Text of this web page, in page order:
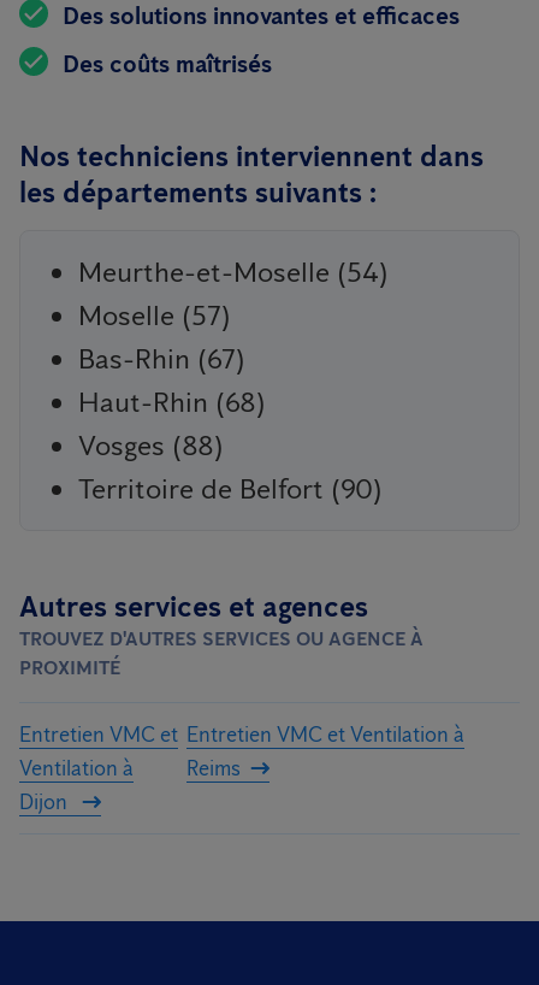
Des solutions innovantes et efficaces
Des coûts maîtrisés
Nos techniciens interviennent dans
les départements suivants :
Meurthe-et-Moselle (54)
Moselle (57)
Bas-Rhin (67)
Haut-Rhin (68)
Vosges (88)
Territoire de Belfort (90)
Autres services et agences
TROUVEZ D'AUTRES SERVICES OU AGENCE À
PROXIMITÉ
Entretien VMC et
Ventilation à
Dijon
Entretien VMC et Ventilation à
Reims